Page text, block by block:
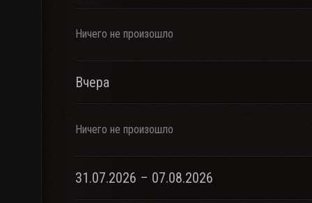
Ничего не произошло
Вчера
Ничего не произошло
31.07.2026 – 07.08.2026